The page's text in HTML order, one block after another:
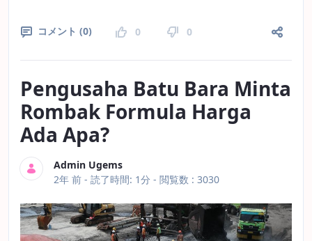
コメント (0) 0 0
Pengusaha Batu Bara Minta
Rombak Formula Harga
Ada Apa?
Admin Ugems
公開日
2年 前 - 読了時間: 1分 - 閲覧数 : 3030